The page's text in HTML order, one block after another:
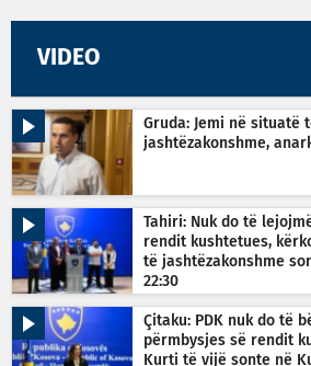
VIDEO
Gruda: Jemi në situatë
jashtëzakonshme,
Tahiri: Nuk do të
rendit kushtetues,
të jashtëzakonshme
22:30
Çitaku: PDK nuk do të
përmbysjes së rendit
Kurti të vijë sonte në